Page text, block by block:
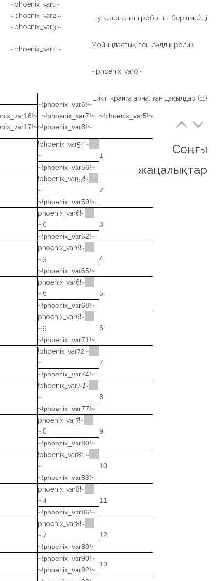
~!phoenix_var1!~
~!phoenix_var2!~
~!phoenix_var3!~
~!phoenix_var4!~
~!phoenix_var5!~
~!phoenix_var6!~
~!phoenix_var7!~
~!phoenix_var8!~
~!phoenix_var16!~
~!phoenix_var17!~
1
~!phoenix_var54!
~
~!phoenix_var56!~
2
~!phoenix_var57!
~
~!phoenix_var59!~
3
~!phoenix_var6
0!~
~!phoenix_var62!~
4
~!phoenix_var6
3!~
~!phoenix_var65!~
5
~!phoenix_var6
6!~
~!phoenix_var68!~
6
~!phoenix_var6
9!~
~!phoenix_var71!~
7
~!phoenix_var72!
~
~!phoenix_var74!~
8
~!phoenix_var75!
~
~!phoenix_var77!~
9
~!phoenix_var7
8!~
~!phoenix_var80!~
10
~!phoenix_var81!
~
~!phoenix_var83!~
11
~!phoenix_var8
4!~
~!phoenix_var86!~
12
~!phoenix_var8
7!~
~!phoenix_var89!~
13
~!phoenix_var90!~
~!phoenix_var92!~
Мойындастық пен дәлдік ролик
~!phoenix_var0!~
Соңғы
жаңалықтар